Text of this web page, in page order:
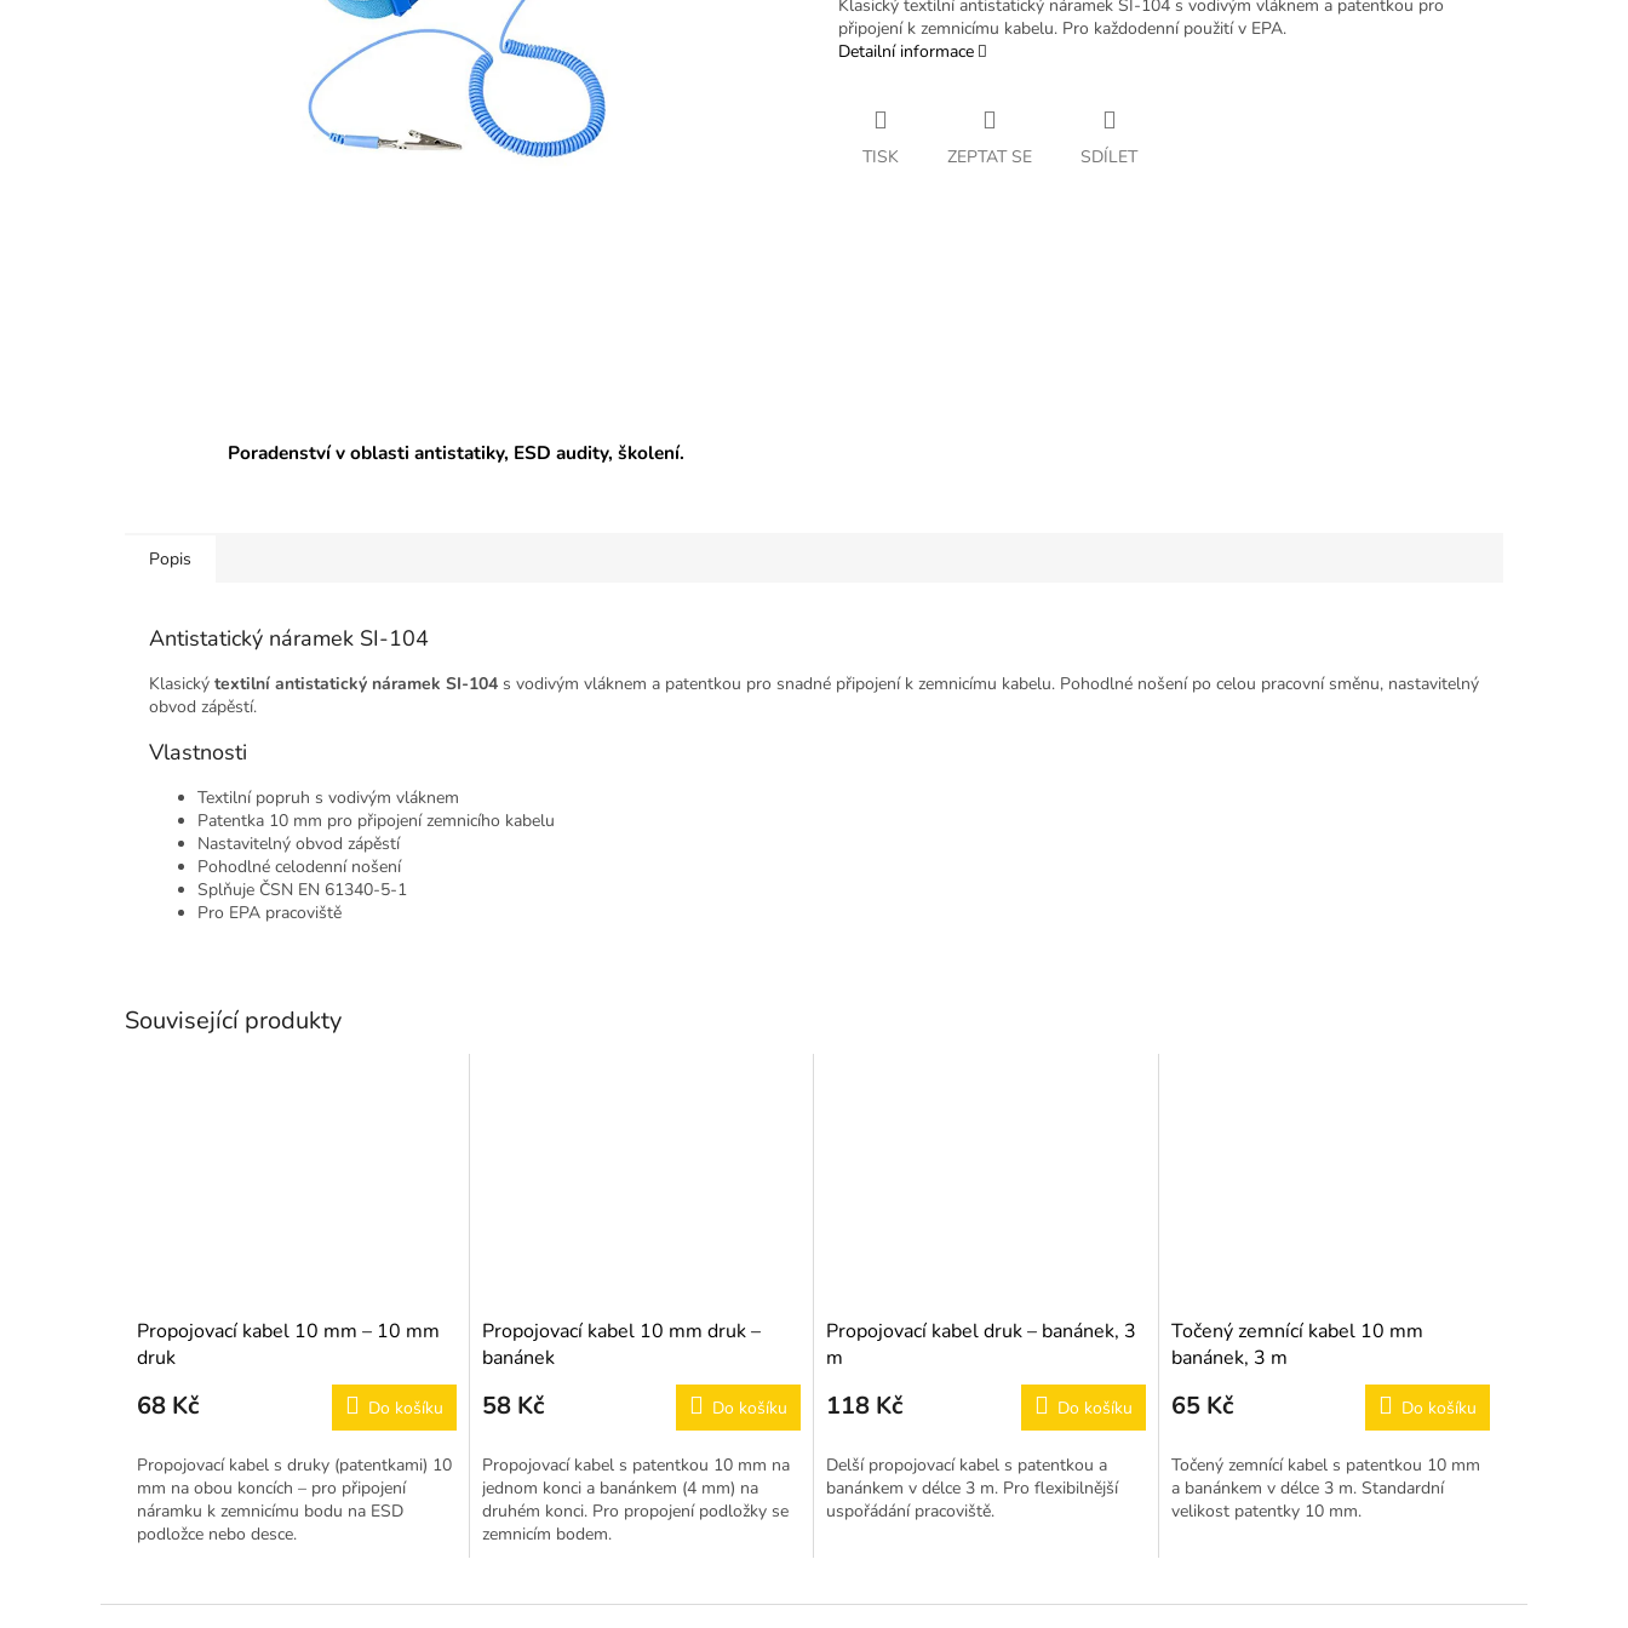
Klasický textilní antistatický náramek SI-104 s vodivým vláknem a patentkou pro
připojení k zemnicímu kabelu. Pro každodenní použití v EPA.
Detailní informace
TISK ZEPTAT SE SDÍLET
Poradenství v oblasti antistatiky, ESD audity, školení.
Související produkty
Propojovací kabel 10 mm – 10 mm
druk
68 Kč Do košíku
Propojovací kabel s druky (patentkami) 10
mm na obou koncích – pro připojení
náramku k zemnicímu bodu na ESD
podložce nebo desce.
Propojovací kabel 10 mm druk –
banánek
58 Kč Do košíku
Propojovací kabel s patentkou 10 mm na
jednom konci a banánkem (4 mm) na
druhém konci. Pro propojení podložky se
zemnicím bodem.
Propojovací kabel druk – banánek, 3
m
118 Kč Do košíku
Delší propojovací kabel s patentkou a
banánkem v délce 3 m. Pro flexibilnější
uspořádání pracoviště.
Točený zemnící kabel 10 mm
banánek, 3 m
65 Kč Do košíku
Točený zemnící kabel s patentkou 10 mm
a banánkem v délce 3 m. Standardní
velikost patentky 10 mm.
Popis
Antistatický náramek SI-104
Klasický textilní antistatický náramek SI-104 s vodivým vláknem a patentkou pro snadné připojení k zemnicímu kabelu. Pohodlné nošení po celou pracovní směnu, nastavitelný
obvod zápěstí.
Vlastnosti
Textilní popruh s vodivým vláknem
Patentka 10 mm pro připojení zemnicího kabelu
Nastavitelný obvod zápěstí
Pohodlné celodenní nošení
Splňuje ČSN EN 61340-5-1
Pro EPA pracoviště